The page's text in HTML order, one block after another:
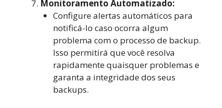
Monitoramento Automatizado:
Configure alertas automáticos para
notificá-lo caso ocorra algum
problema com o processo de backup.
Isso permitirá que você resolva
rapidamente quaisquer problemas e
garanta a integridade dos seus
backups.